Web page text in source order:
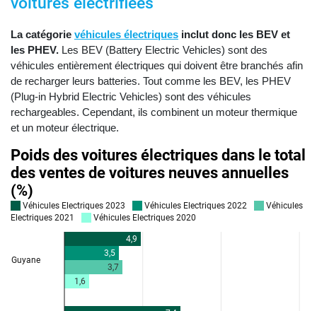
La catégorie véhicules électriques inclut donc les BEV et
les PHEV. Les BEV (Battery Electric Vehicles) sont des
véhicules entièrement électriques qui doivent être branchés afin
de recharger leurs batteries. Tout comme les BEV, les PHEV
(Plug-in Hybrid Electric Vehicles) sont des véhicules
rechargeables. Cependant, ils combinent un moteur thermique
et un moteur électrique.